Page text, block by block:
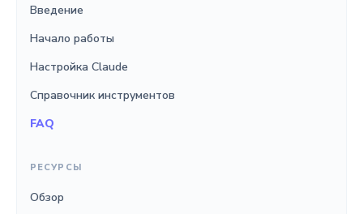
Введение
Начало работы
Настройка Claude
Справочник инструментов
FAQ
РЕСУРСЫ
Обзор